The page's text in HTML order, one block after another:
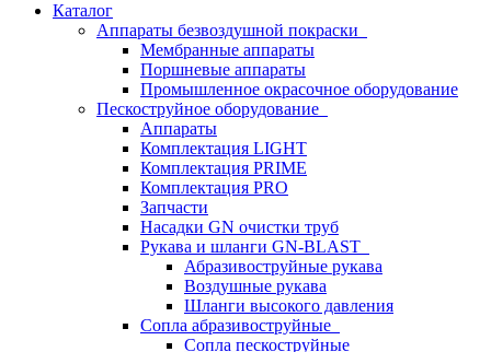
Каталог
Аппараты безвоздушной покраски
Мембранные аппараты
Поршневые аппараты
Промышленное окрасочное оборудование
Пескоструйное оборудование
Аппараты
Комплектация LIGHT
Комплектация PRIME
Комплектация PRO
Запчасти
Насадки GN очистки труб
Рукава и шланги GN-BLAST
Абразивоструйные рукава
Воздушные рукава
Шланги высокого давления
Сопла абразивоструйные
Сопла пескоструйные